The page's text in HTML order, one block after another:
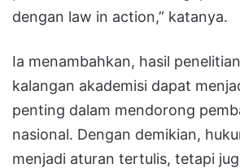
dengan law in action,” katanya.
Ia menambahkan, hasil
kalangan akademisi dapat
penting dalam mendorong
nasional. Dengan demikian,
menjadi aturan tertulis, tetapi